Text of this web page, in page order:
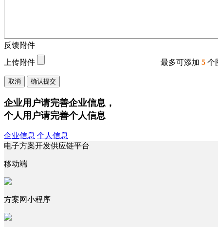
反馈附件
上传附件 最多可添加 5 个
取消 确认提交
企业用户请完善企业信息，
个人用户请完善个人信息
企业信息 个人信息
电子方案开发供应链平台
移动端
方案网小程序